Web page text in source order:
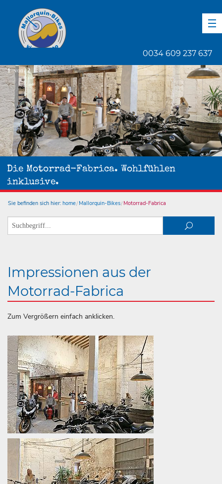
0034 609 237 637
Die Motorrad-Fabrica. Wohlfühlen
inklusive.
1 von 2
Sie befinden sich hier: home Mallorquin-Bikes Motorrad-Fabrica
Impressionen aus der
Motorrad-Fabrica
Zum Vergrößern einfach anklicken.